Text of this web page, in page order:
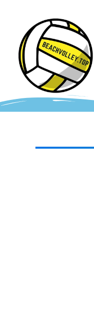
contenuto